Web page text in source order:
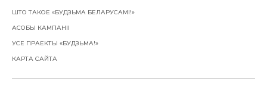
ШТО ТАКОЕ «БУДЗЬМА БЕЛАРУСАМІ!»
АСОБЫ КАМПАНІІ
УСЕ ПРАЕКТЫ «БУДЗЬМА!»
КАРТА САЙТА